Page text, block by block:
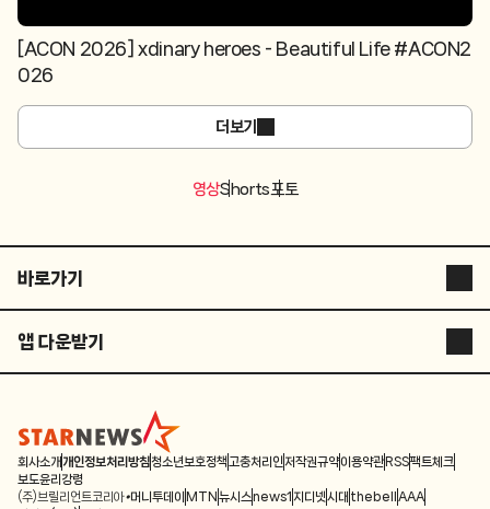
[ACON 2026] xdinary heroes - Beautiful Life #ACON2
026
더보기
영상Shorts포토
바로가기
스타뉴스 코리아
스타플러스
ASIA ARTIST AWARDS
별별스포츠TV
앱 다운받기
STARPOLL
회사소개 개인정보처리방침청소년보호정책 고충처리인저작권규약이용약관 RSS팩트체크
보도윤리강령
(주)브릴리언트코리아 머니투데이 MTN 뉴시스news1 지디넷시대 thebell AAA